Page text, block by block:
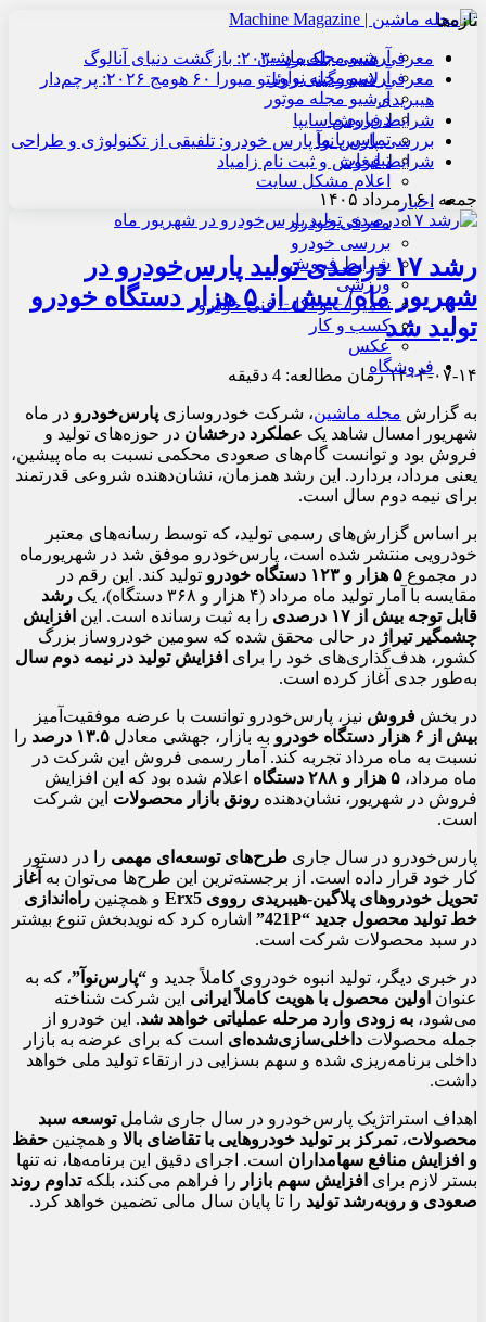
آرشیو مجله ماشین
آرشیو مجله نوآور
آرشیو مجله موتور
درباره ما
تماس با ما
تبلیغات
اعلام مشکل سایت
اخبار
معرفی خودرو
بررسی خودرو
شرایط فروش
ورزشی
تعمیرات و نکات فنی خودرو
کسب و کار
عکس
فروشگاه
تازه‌ها
معرفی هنسی بلک‌برد ۲۰۳۰: بازگشت دنیای آنالوگ
معرفی لامبورگینی روئلتو میورا ۶۰ هومج ۲۰۲۶: پرچم‌دار
هیبریدی
شرایط فروش سایپا
بررسی پارس نوآ پارس خودرو: تلفیقی از تکنولوژی و طراحی
شرایط فروش و ثبت نام زامیاد
جمعه , ۱۶ مرداد ۱۴۰۵
رشد ۱۷ درصدی تولید پارس‌خودرو در
شهریور ماه/ بیش از ۵ هزار دستگاه خودرو
تولید شد
۱۴۰۴-۰۷-۱۴زمان مطالعه: 4 دقیقه
به گزارش مجله ماشین، شرکت خودروسازی پارس‌خودرو در ماه
شهریور امسال شاهد یک عملکرد درخشان در حوزه‌های تولید و
فروش بود و توانست گام‌های صعودی محکمی نسبت به ماه پیشین،
یعنی مرداد، بردارد. این رشد همزمان، نشان‌دهنده شروعی قدرتمند
برای نیمه دوم سال است.
بر اساس گزارش‌های رسمی تولید، که توسط رسانه‌های معتبر
خودرویی منتشر شده است، پارس‌خودرو موفق شد در شهریورماه
در مجموع ۵ هزار و ۱۲۳ دستگاه خودرو
تولید کند. این رقم در
مقایسه با آمار تولید ماه مرداد (۴ هزار و ۳۶۸ دستگاه)، یک
رشد
قابل توجه بیش از ۱۷ درصدی
را به ثبت رسانده است. این افزایش
چشمگیر تیراژ در حالی محقق شده که سومین خودروساز بزرگ
کشور، هدف‌گذاری‌های خود را برای افزایش تولید در نیمه دوم سال
به‌طور جدی آغاز کرده است.
در بخش فروش نیز، پارس‌خودرو توانست با عرضه موفقیت‌آمیز
بیش از ۶ هزار دستگاه خودرو
به بازار، جهشی معادل ۱۳.۵ درصد
را
نسبت به ماه مرداد تجربه کند. آمار رسمی فروش این شرکت در
ماه مرداد، ۵ هزار و ۲۸۸ دستگاه
اعلام شده بود که این افزایش
فروش در شهریور، نشان‌دهنده رونق بازار محصولات این شرکت
است.
پارس‌خودرو در سال جاری طرح‌های توسعه‌ای مهمی را در دستور
کار خود قرار داده است. از برجسته‌ترین این طرح‌ها می‌توان به آغاز
تحویل خودروهای پلاگین-هیبریدی رووی Erx5
و همچنین راه‌اندازی
خط تولید محصول جدید “421P”
اشاره کرد که نویدبخش تنوع بیشتر
در سبد محصولات شرکت است.
در خبری دیگر، تولید انبوه خودروی کاملاً جدید و “پارس‌نوآ”، که به
عنوان اولین محصول با هویت کاملاً ایرانی این شرکت شناخته
می‌شود، به زودی وارد مرحله عملیاتی خواهد شد. این خودرو از
جمله محصولات داخلی‌سازی‌شده‌ای است که برای عرضه به بازار
داخلی برنامه‌ریزی شده و سهم بسزایی در ارتقاء تولید ملی خواهد
داشت.
اهداف استراتژیک پارس‌خودرو در سال جاری شاملتوسعه سبد
محصولات،تمرکز بر تولید خودروهایی با تقاضای بالا و همچنین حفظ
و افزایش منافع سهامداران است. اجرای دقیق این برنامه‌ها، نه تنها
بستر لازم برای افزایش سهم بازار را فراهم می‌کند، بلکهتداوم روند
صعودی و رو‌به‌رشد تولید را تا پایان سال مالی تضمین خواهد کرد.